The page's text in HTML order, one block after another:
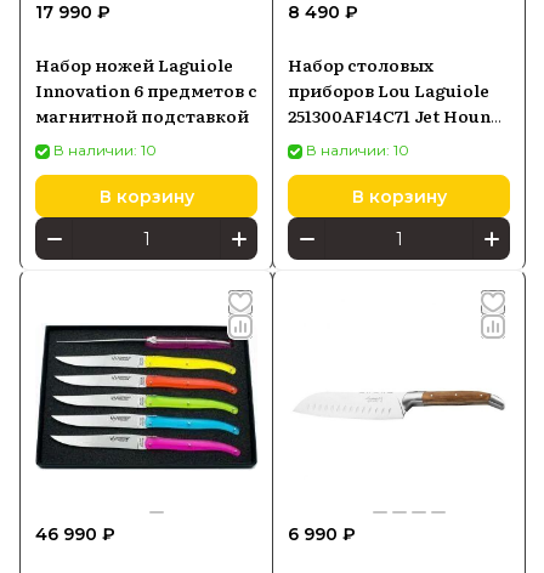
17 990 ₽
Набор ножей Laguiole
Innovation 6 предметов с
магнитной подставкой
В наличии: 10
В корзину
8 490 ₽
Набор столовых
приборов Lou Laguiole
251300AF14C71 Jet Hounre
24 предмета
В наличии: 10
В корзину
46 990 ₽ 6 990 ₽